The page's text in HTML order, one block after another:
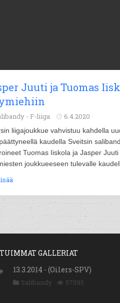
Juuti ja Tuomas
- F-liiga 6.4.2020
liigajoukkue vahvistuu kahdella
kaudella Sveitsin
Tuomas Iiskola ja Jasper Juuti
joukkueeseen tulevalle
GALLERIAT
13.3.2014 - (Oilers-SPV)
Salibandy 57395